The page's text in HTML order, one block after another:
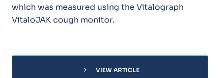
which was measured using the Vitalograph
VitaloJAK cough monitor.
chevron_right VIEW ARTICLE